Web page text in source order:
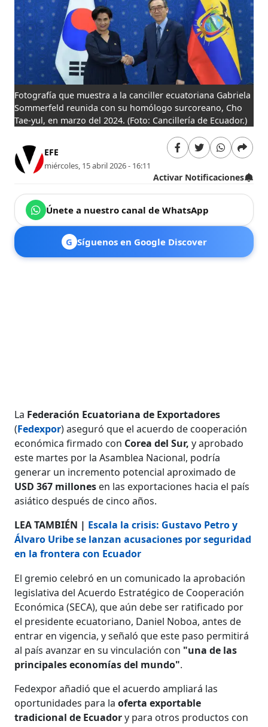
Fotografía que muestra a la canciller ecuatoriana Gabriela
Sommerfeld reunida con su homólogo surcoreano, Cho
Tae-yul, en marzo del 2024.(Foto: Cancillería de Ecuador.)
EFE
miércoles, 15 abril 2026 - 16:11
Activar Notificaciones
Únete a nuestro canal de WhatsApp
G Síguenos en Google Discover
La Federación Ecuatoriana de Exportadores
(Fedexpor) aseguró que el acuerdo de cooperación
económica firmado con Corea del Sur,y aprobado
este martes por la Asamblea Nacional, podría
generar un incremento potencial aproximado de
USD 367 millones en las exportaciones hacia el país
asiático después de cinco años.
LEA TAMBIÉN | Escala la crisis: Gustavo Petro y
Álvaro Uribe se lanzan acusaciones por seguridad
en la frontera con Ecuador
El gremio celebró en un comunicado la aprobación
legislativa del Acuerdo Estratégico de Cooperación
Económica (SECA), que aún debe ser ratificado por
el presidente ecuatoriano, Daniel Noboa, antes de
entrar en vigencia, y señaló que este paso permitirá
al país avanzar en su vinculación con "una de las
principales economías del mundo".
Fedexpor añadió que el acuerdo ampliará las
oportunidades para laoferta exportable
tradicional de Ecuadory para otros productos con